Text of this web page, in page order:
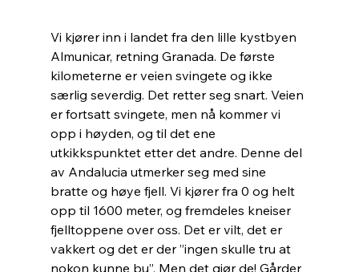
Vi kjører inn i landet fra den lille kystbyen
Almunicar, retning Granada. De første
kilometerne er veien svingete og ikke
særlig severdig. Det retter seg snart. Veien
er fortsatt svingete, men nå kommer vi
opp i høyden, og til det ene
utkikkspunktet etter det andre. Denne del
av Andalucia utmerker seg med sine
bratte og høye fjell. Vi kjører fra 0 og helt
opp til 1600 meter, og fremdeles kneiser
fjelltoppene over oss. Det er vilt, det er
vakkert og det er der ”ingen skulle tru at
nokon kunne bu”. Men det gjør de! Gårder